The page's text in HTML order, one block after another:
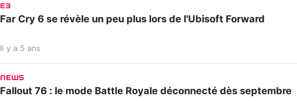
E3
Far Cry 6 se révèle un peu plus lors de l'Ubisoft Forward
Il y a 5 ans
NEWS
Fallout 76 : le mode Battle Royale déconnecté dès septembre